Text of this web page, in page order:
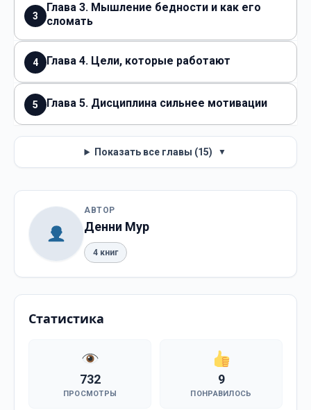
3
Глава 3. Мышление бедности и как его
сломать
4 Глава 4. Цели, которые работают
5 Глава 5. Дисциплина сильнее мотивации
Показать все главы (15) ▼
АВТОР
Денни Мур
4 книг
Статистика
732
ПРОСМОТРЫ
9
ПОНРАВИЛОСЬ